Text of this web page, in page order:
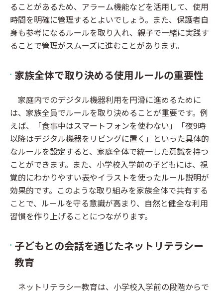
ることがあるため、アラーム機能などを活用して、使用
時間を明確に管理するとよいでしょう。また、保護者自
身も参考になるルールを取り入れ、親子で一緒に実践す
ることで管理がスムーズに進むことがあります。
家族全体で取り決める使用ルールの重要性
家庭内でのデジタル機器利用を円滑に進めるために
は、家族全員でルールを取り決めることが重要です。例
えば、「食事中はスマートフォンを使わない」「夜9時
以降はデジタル機器をリビングに置く」といった具体的
なルールを設定すると、家庭全体で統一した意識を持つ
ことができます。また、小学校入学前の子どもには、視
覚的にわかりやすい表やイラストを使ったルール説明が
効果的です。このような取り組みを家族全体で共有する
ことで、ルールを守る意識が高まり、自然と健全な利用
習慣を作り上げることにつながります。
子どもとの会話を通じたネットリテラシー
教育
ネットリテラシー教育は、小学校入学前の段階からで